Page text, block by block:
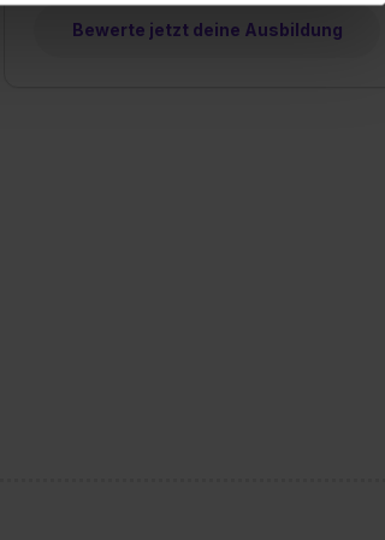
erteilen. Willst du nur bestimmte
auf „Auswahl erlauben“. Die
und „Social Media und Marketing“
Abs. 1 S. 1 lit. a) DS-GVO). Die USA
Bewerte jetzt deine Ausbildung